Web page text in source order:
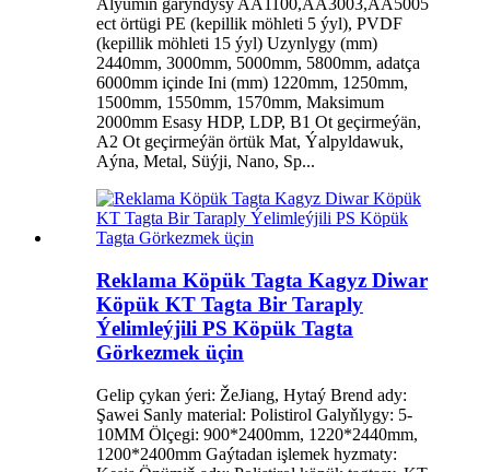
Alýumin garyndysy AA1100,AA3003,AA5005
ect örtügi PE (kepillik möhleti 5 ýyl), PVDF
(kepillik möhleti 15 ýyl) Uzynlygy (mm)
2440mm, 3000mm, 5000mm, 5800mm, adatça
6000mm içinde Ini (mm) 1220mm, 1250mm,
1500mm, 1550mm, 1570mm, Maksimum
2000mm Esasy HDP, LDP, B1 Ot geçirmeýän,
A2 Ot geçirmeýän örtük Mat, Ýalpyldawuk,
Aýna, Metal, Süýji, Nano, Sp...
Reklama Köpük Tagta Kagyz Diwar
Köpük KT Tagta Bir Taraply
Ýelimleýjili PS Köpük Tagta
Görkezmek üçin
Gelip çykan ýeri: ŽeJiang, Hytaý Brend ady:
Şawei Sanly material: Polistirol Galyňlygy: 5-
10MM Ölçegi: 900*2400mm, 1220*2440mm,
1200*2400mm Gaýtadan işlemek hyzmaty: